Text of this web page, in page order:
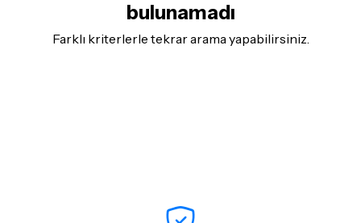
bulunamadı
Farklı kriterlerle tekrar arama yapabilirsiniz.